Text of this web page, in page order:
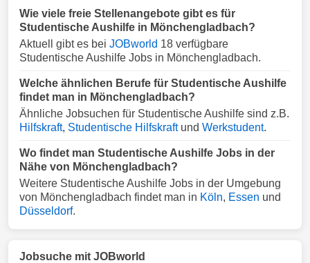
Wie viele freie Stellenangebote gibt es für
Studentische Aushilfe in Mönchengladbach?
Aktuell gibt es bei JOBworld 18 verfügbare
Studentische Aushilfe Jobs in Mönchengladbach.
Welche ähnlichen Berufe für Studentische Aushilfe
findet man in Mönchengladbach?
Ähnliche Jobsuchen für Studentische Aushilfe sind z.B.
Hilfskraft, Studentische Hilfskraftund Werkstudent.
Wo findet man Studentische Aushilfe Jobs in der
Nähe von Mönchengladbach?
Weitere Studentische Aushilfe Jobs in der Umgebung
von Mönchengladbach findet man in Köln, Essen und
Düsseldorf.
Jobsuche mit JOBworld